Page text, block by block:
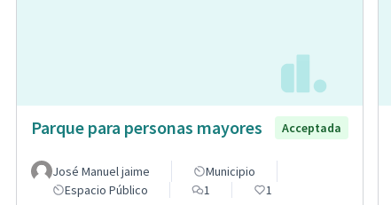
Parque para personas mayores Acceptada
José Manuel jaime
Municipio
Espacio Público
1 1